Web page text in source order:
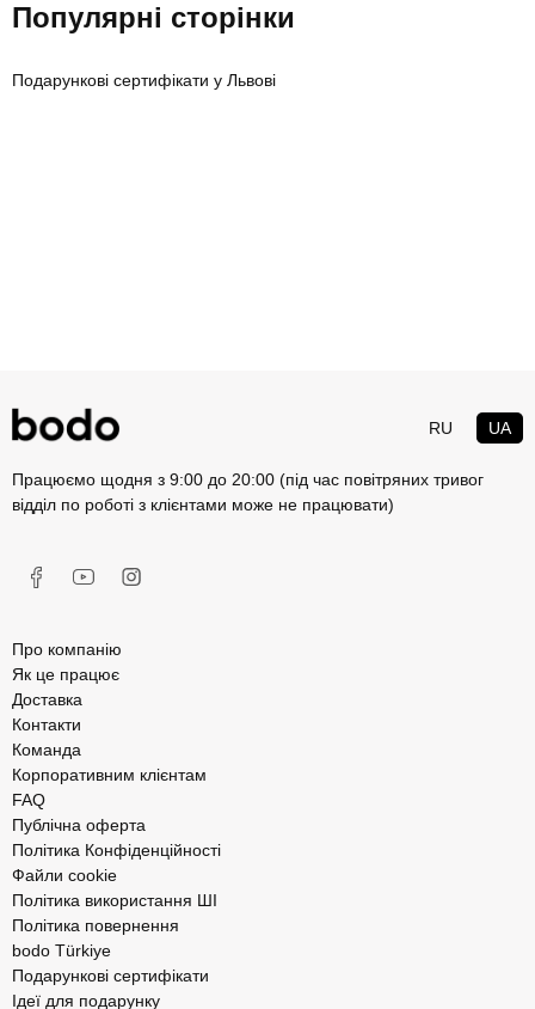
Популярні сторінки
Подарункові сертифікати у Львові
RU UA
Працюємо щодня з 9:00 до 20:00 (під час повітряних тривог
відділ по роботі з клієнтами може не працювати)
Про компанію
Як це працює
Доставка
Контакти
Команда
Корпоративним клієнтам
FAQ
Публічна оферта
Політика Конфіденційності
Файли cookie
Політика використання ШІ
Політика повернення
bodo Türkiye
Подарункові сертифікати
Ідеї для подарунку